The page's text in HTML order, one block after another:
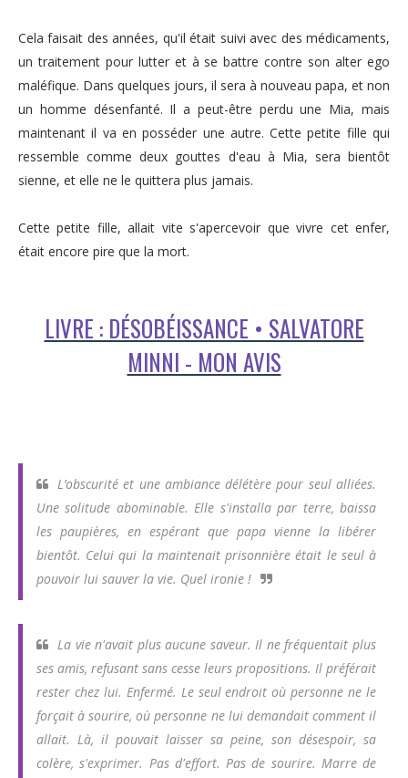
Cela faisait des années, qu'il était suivi avec des médicaments,
un traitement pour lutter et à se battre contre son alter ego
maléfique. Dans quelques jours, il sera à nouveau papa, et non
un homme désenfanté. Il a peut-être perdu une Mia, mais
maintenant il va en posséder une autre. Cette petite fille qui
ressemble comme deux gouttes d'eau à Mia, sera bientôt
sienne, et elle ne le quittera plus jamais.
Cette petite fille, allait vite s'apercevoir que vivre cet enfer,
était encore pire que la mort.
LIVRE : DÉSOBÉISSANCE • SALVATORE
MINNI - MON AVIS
L’obscurité et une ambiance délétère pour seul alliées.
Une solitude abominable. Elle s'installa par terre, baissa
les paupières, en espérant que papa vienne la libérer
bientôt. Celui qui la maintenait prisonnière était le seul à
pouvoir lui sauver la vie. Quel ironie !
La vie n'avait plus aucune saveur. Il ne fréquentait plus
ses amis, refusant sans cesse leurs propositions. Il préférait
rester chez lui. Enfermé. Le seul endroit où personne ne le
forçait à sourire, où personne ne lui demandait comment il
allait. Là, il pouvait laisser sa peine, son désespoir, sa
colère, s'exprimer. Pas d'effort. Pas de sourire. Marre de